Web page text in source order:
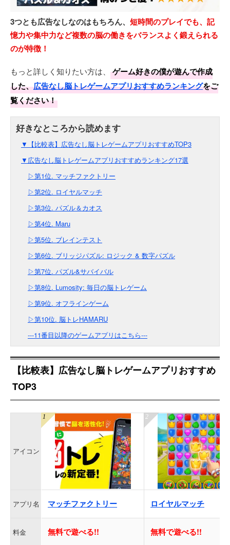
3つとも広告なしなのはもちろん、 短時間のプレイでも、記
憶力や集中力など複数の脳の働きをバランスよく鍛えられる
のが特徴！
もっと詳しく知りたい方は、
ゲーム好きの僕が遊んで作成
した、広告なし脳トレゲームアプリおすすめランキングをご
覧ください！
▼【比較表】広告なし脳トレゲームアプリおすすめTOP3
▼広告なし脳トレゲームアプリおすすめランキング17選
▷第1位. マッチファクトリー
▷第2位. ロイヤルマッチ
▷第3位. パズル＆カオス
▷第4位. Maru
▷第5位. ブレインテスト
▷第6位. ブリッジパズル: ロジック & 数字パズル
▷第7位. パズル&サバイバル
▷第8位. Lumosity: 毎日の脳トレゲーム
▷第9位. オフラインゲーム
▷第10位. 脳トレHAMARU
---11番目以降のゲームアプリはこちら---
【比較表】広告なし脳トレゲームアプリおすすめ
TOP3
アイコン
アプリ名 マッチファクトリー ロイヤルマッチ
料金 無料で遊べる!! 無料で遊べる!!